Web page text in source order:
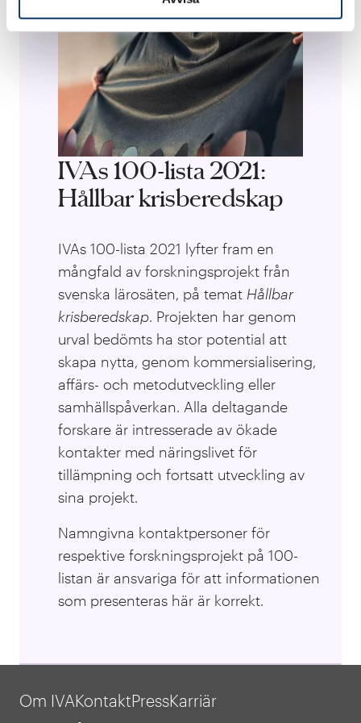
IVAs 100-lista 2021:
Hållbar krisberedskap
IVAs 100-lista 2021 lyfter fram en
mångfald av forskningsprojekt från
svenska lärosäten, på temat Hållbar
krisberedskap. Projekten har genom
urval bedömts ha stor potential att
skapa nytta, genom kommersialisering,
affärs- och metodutveckling eller
samhällspåverkan. Alla deltagande
forskare är intresserade av ökade
kontakter med näringslivet för
tillämpning och fortsatt utveckling av
sina projekt.
Namngivna kontaktpersoner för
respektive forskningsprojekt på 100-
listan är ansvariga för att informationen
som presenteras här är korrekt.
Om IVAKontaktPressKarriär